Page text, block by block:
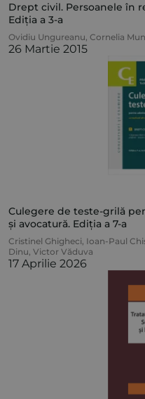
Drept civil. Persoanele în
Ediția a 3-a
Ovidiu Ungureanu, Cornelia
26 Martie 2015
Culegere de teste-grilă
și avocatură. Ediția a 7-a
Cristinel Ghigheci, Ioan-Paul
Dinu, Victor Văduva
17 Aprilie 2026